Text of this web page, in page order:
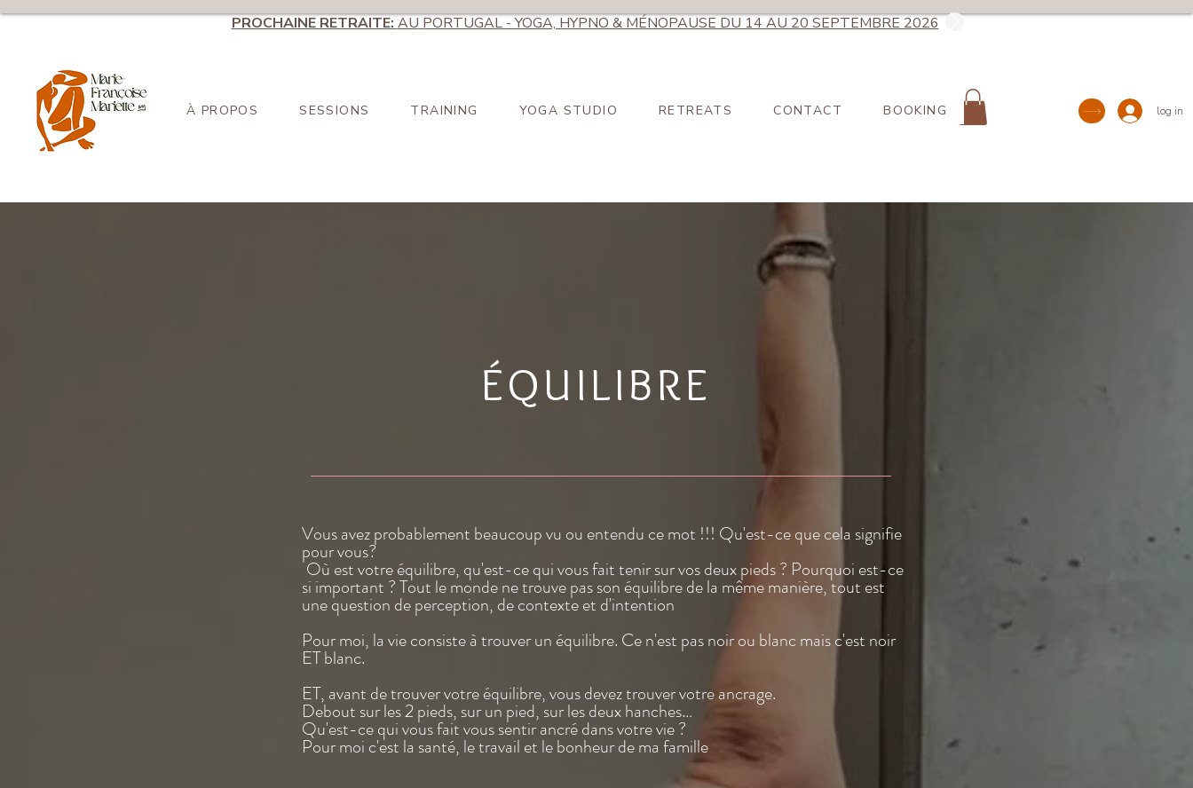
log in
À PROPOS SESSIONS TRAINING YOGA STUDIO RETREATS CONTACT BOOKING
PROCHAINE RETRAITE: AU PORTUGAL - YOGA, HYPNO & MÉNOPAUSE DU 14 AU 20 SEPTEMBRE 2026
ÉQUILIBRE
Vous avez probablement beaucoup vu ou entendu ce mot !!! Qu'est-ce que cela signifie
pour vous?
Où est votre équilibre, qu'est-ce qui vous fait tenir sur vos deux pieds ? Pourquoi est-ce
si important ? Tout le monde ne trouve pas son équilibre de la même manière, tout est
une question de perception, de contexte et d'intention
Pour moi, la vie consiste à trouver un équilibre. Ce n'est pas noir ou blanc mais c'est noir
ET blanc.
ET, avant de trouver votre équilibre, vous devez trouver votre ancrage.
Debout sur les 2 pieds, sur un pied, sur les deux hanches…
Qu'est-ce qui vous fait vous sentir ancré dans votre vie ?
Pour moi c'est la santé, le travail et le bonheur de ma famille